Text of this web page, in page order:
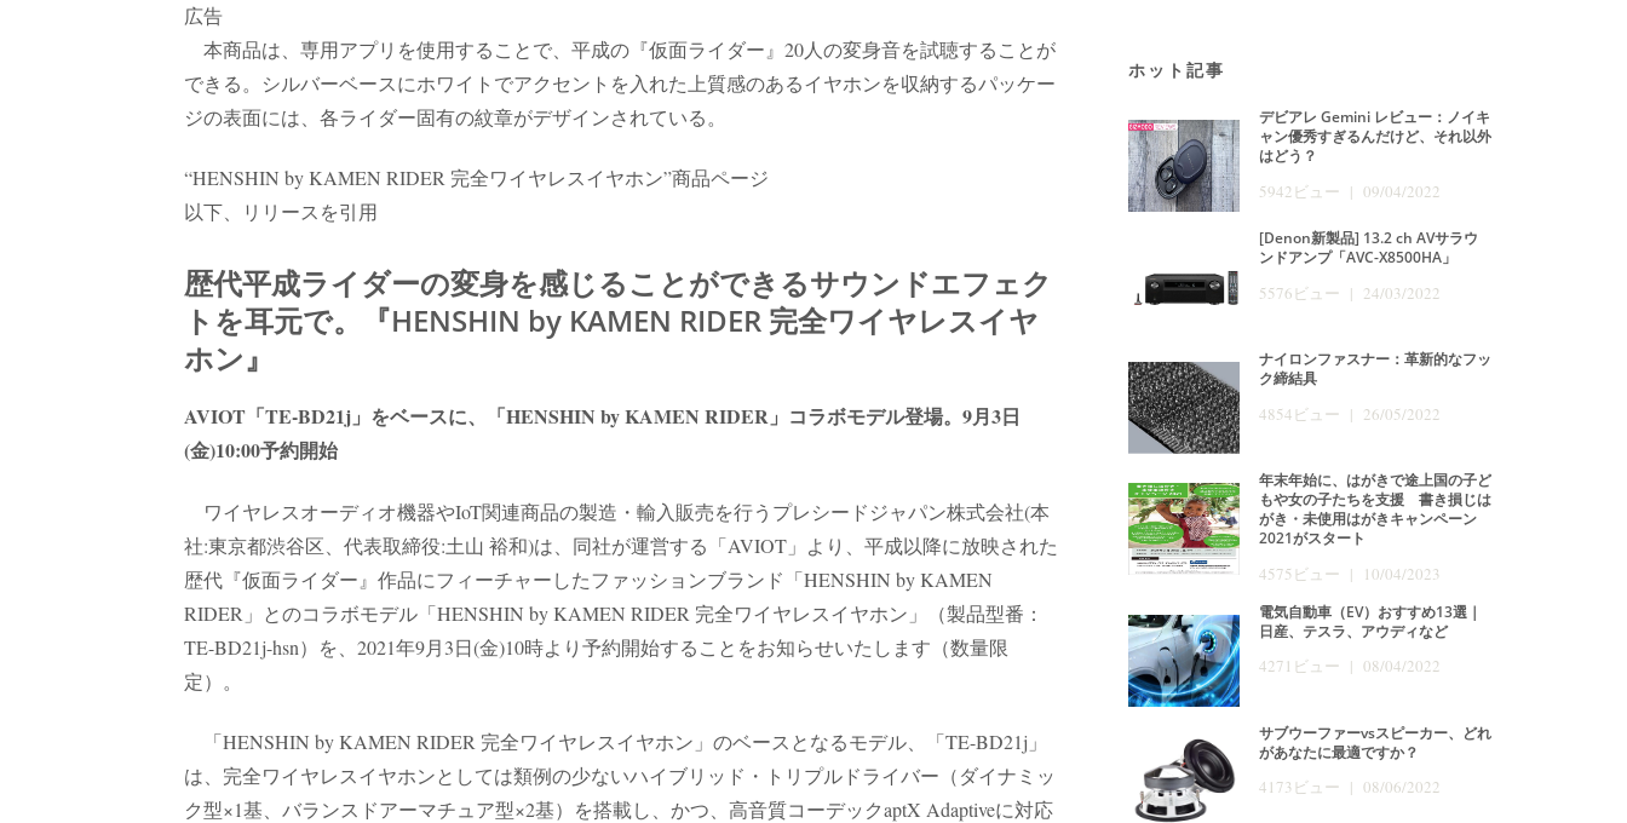
広告
本商品は、専用アプリを使用することで、平成の『仮面ライダー』20人の変身音を試聴することが
できる。シルバーベースにホワイトでアクセントを入れた上質感のあるイヤホンを収納するパッケー
ジの表面には、各ライダー固有の紋章がデザインされている。
“HENSHIN by KAMEN RIDER 完全ワイヤレスイヤホン”商品ページ
以下、リリースを引用
歴代平成ライダーの変身を感じることができるサウンドエフェク
トを耳元で。『HENSHIN by KAMEN RIDER 完全ワイヤレスイヤ
ホン』
AVIOT「TE-BD21j」をベースに、「HENSHIN by KAMEN RIDER」コラボモデル登場。9月3日
(金)10:00予約開始
ワイヤレスオーディオ機器やIoT関連商品の製造・輸入販売を行うプレシードジャパン株式会社(本
社:東京都渋谷区、代表取締役:土山 裕和)は、同社が運営する「AVIOT」より、平成以降に放映された
歴代『仮面ライダー』作品にフィーチャーしたファッションブランド「HENSHIN by KAMEN
RIDER」とのコラボモデル「HENSHIN by KAMEN RIDER 完全ワイヤレスイヤホン」（製品型番：
TE-BD21j-hsn）を、2021年9月3日(金)10時より予約開始することをお知らせいたします（数量限
定）。
「HENSHIN by KAMEN RIDER 完全ワイヤレスイヤホン」のベースとなるモデル、「TE-BD21j」
は、完全ワイヤレスイヤホンとしては類例の少ないハイブリッド・トリプルドライバー（ダイナミッ
ク型×1基、バランスドアーマチュア型×2基）を搭載し、かつ、高音質コーデックaptX Adaptiveに対応
ホット記事
デビアレ Gemini レビュー：ノイキ
ャン優秀すぎるんだけど、それ以外
はどう？
5942ビュー | 09/04/2022
[Denon新製品] 13.2 ch AVサラウ
ンドアンプ「AVC-X8500HA」
5576ビュー | 24/03/2022
ナイロンファスナー：革新的なフッ
ク締結具
4854ビュー | 26/05/2022
年末年始に、はがきで途上国の子ど
もや女の子たちを支援 書き損じは
がき・未使用はがきキャンペーン
2021がスタート
4575ビュー | 10/04/2023
電気自動車（EV）おすすめ13選｜
日産、テスラ、アウディなど
4271ビュー | 08/04/2022
サブウーファーvsスピーカー、どれ
があなたに最適ですか？
4173ビュー | 08/06/2022